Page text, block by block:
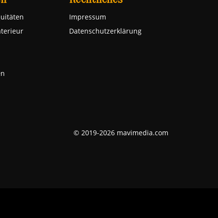
Impressum
Datenschutzerklärung
© 2019-2026 mavimedia.com